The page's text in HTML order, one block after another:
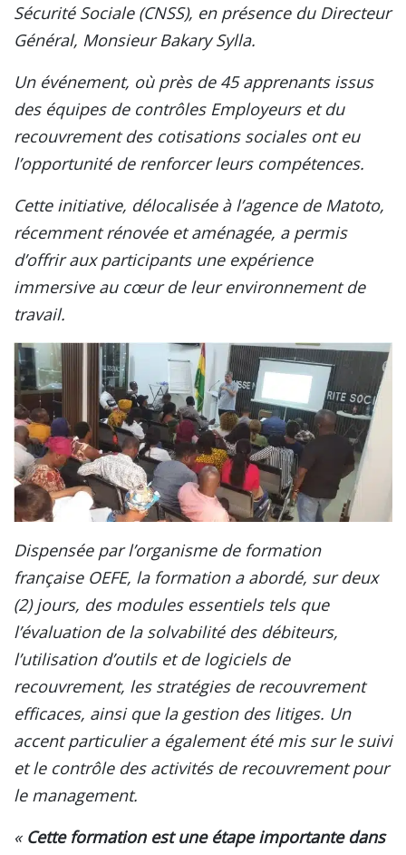
Sécurité Sociale (CNSS), en présence du Directeur
Général, Monsieur Bakary Sylla.
Un événement, où près de 45 apprenants issus
des équipes de contrôles Employeurs et du
recouvrement des cotisations sociales ont eu
l’opportunité de renforcer leurs compétences.
Cette initiative, délocalisée à l’agence de Matoto,
récemment rénovée et aménagée, a permis
d’offrir aux participants une expérience
immersive au cœur de leur environnement de
travail.
Dispensée par l’organisme de formation
française OEFE, la formation a abordé, sur deux
(2) jours, des modules essentiels tels que
l’évaluation de la solvabilité des débiteurs,
l’utilisation d’outils et de logiciels de
recouvrement, les stratégies de recouvrement
efficaces, ainsi que la gestion des litiges. Un
accent particulier a également été mis sur le suivi
et le contrôle des activités de recouvrement pour
le management.
« Cette formation est une étape importante dans